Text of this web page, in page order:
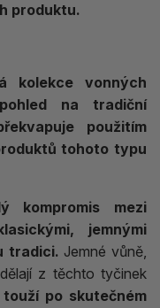
produktu.
kolekce vonných
na tradiční
použitím
tohoto typu
kompromis mezi
jemnými
tradici. Jemné vůně,
z těchto tyčinek
po skutečném